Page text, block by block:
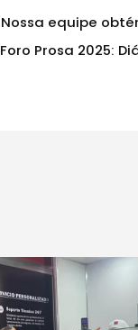
Nossa equipe
Foro Prosa 2025: